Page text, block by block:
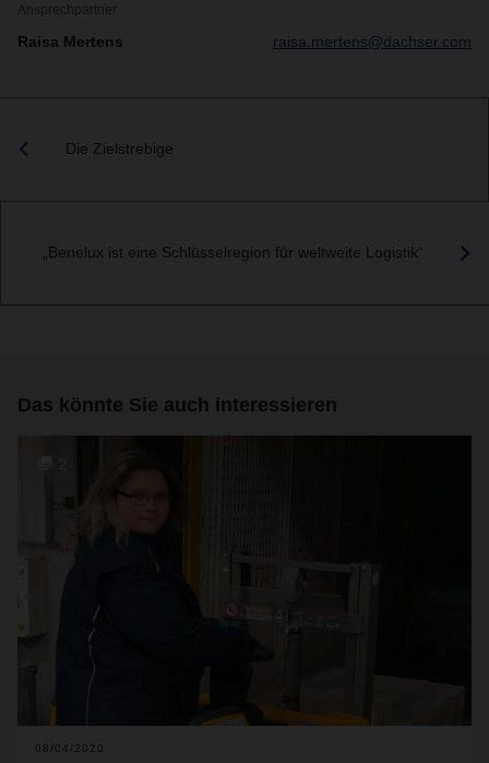
Ansprechpartner
Raisa Mertens raisa.mertens@dachser.com
Die Zielstrebige
„Benelux ist eine Schlüsselregion für weltweite Logistik“
Das könnte Sie auch interessieren
08/04/2020